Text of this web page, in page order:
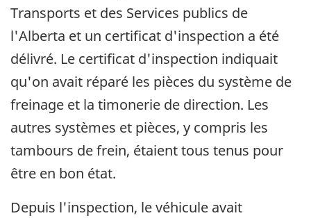
Transports et des Services publics de
l'Alberta et un certificat d'inspection a été
délivré. Le certificat d'inspection indiquait
qu'on avait réparé les pièces du système de
freinage et la timonerie de direction. Les
autres systèmes et pièces, y compris les
tambours de frein, étaient tous tenus pour
être en bon état.
Depuis l'inspection, le véhicule avait